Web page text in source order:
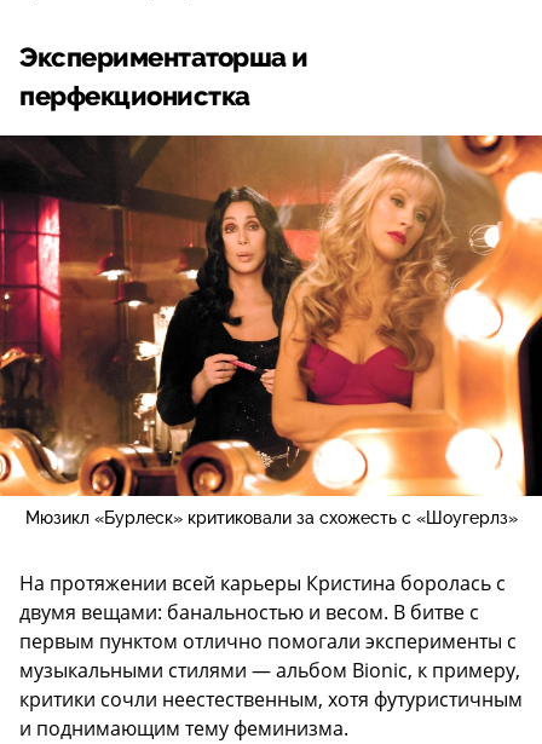
Экспериментаторша и
перфекционистка
Мюзикл «Бурлеск» критиковали за схожесть с «Шоугерлз»
На протяжении всей карьеры Кристина боролась с
двумя вещами: банальностью и весом. В битве с
первым пунктом отлично помогали эксперименты с
музыкальными стилями — альбом Bionic, к примеру,
критики сочли неестественным, хотя футуристичным
и поднимающим тему феминизма.